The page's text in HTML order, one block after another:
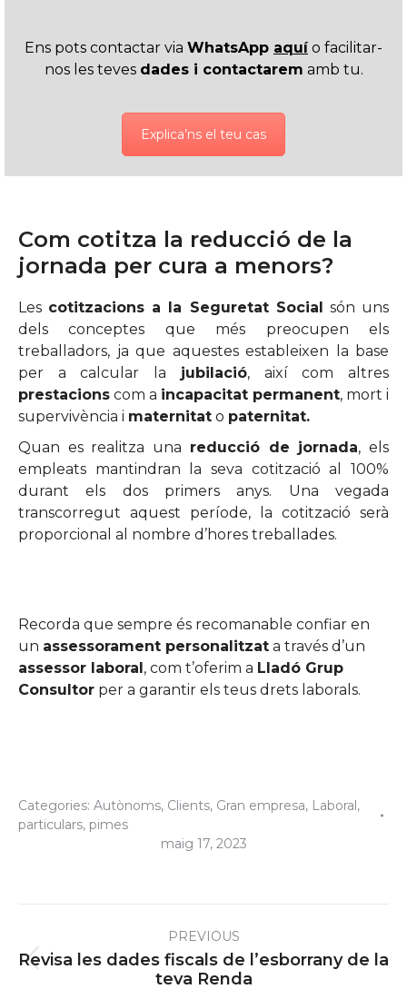
Ens pots contactar via WhatsApp aquío facilitar-
nos les teves dades i contactarem amb tu.
Explica’ns el teu cas
Com cotitza la reducció de la
jornada per cura a menors?
Les cotitzacions a la Seguretat Social són uns
dels conceptes que més preocupen els
treballadors, ja que aquestes estableixen la base
per a calcular la jubilació, així com altres
prestacions com a incapacitat permanent, mort i
supervivència i maternitat o paternitat.
Quan es realitza una reducció de jornada, els
empleats mantindran la seva cotització al 100%
durant els dos primers anys. Una vegada
transcorregut aquest període, la cotització serà
proporcional al nombre d’hores treballades.
Recorda que sempre és recomanable confiar en
un assessorament personalitzat a través d’un
assessor laboral, com t’oferim a Lladó Grup
Consultor per a garantir els teus drets laborals.
Categories: Autònoms, Clients, Gran empresa, Laboral,
particulars, pimes
maig 17, 2023
navigationPREVIOUS
Previous
post:
Revisa les dades fiscals de l’esborrany de la
teva Renda